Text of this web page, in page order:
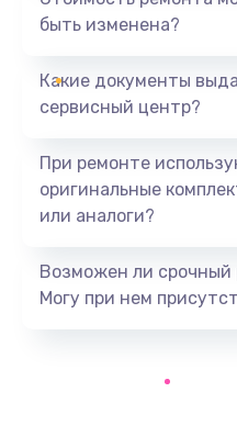
быть изменена?
Какие документы
сервисный центр?
При ремонте
оригинальные
или аналоги?
Возможен ли срочный
Могу при нем